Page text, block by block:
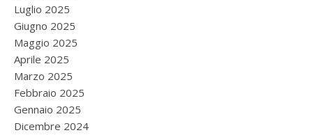
Luglio 2025
Giugno 2025
Maggio 2025
Aprile 2025
Marzo 2025
Febbraio 2025
Gennaio 2025
Dicembre 2024